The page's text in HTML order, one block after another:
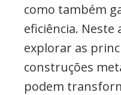
como também
eficiência. Neste
explorar as
construções
podem